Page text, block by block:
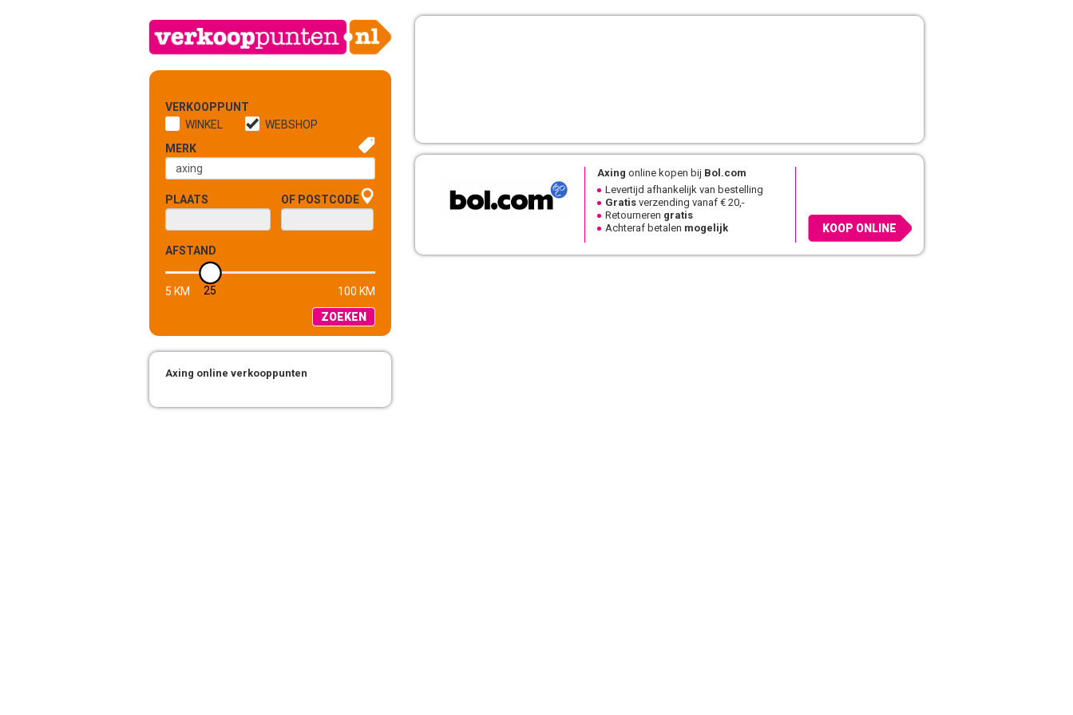
VERKOOPPUNT
WINKEL
WEBSHOP
MERK
PLAATS OF POSTCODE
AFSTAND
5 KM 25
100 KM
ZOEKEN
Axing online verkooppunten
Axing online kopen bij Bol.com
Levertijd afhankelijk van bestelling
Gratis verzending vanaf € 20,-
Retourneren gratis
Achteraf betalen mogelijk KOOP ONLINE